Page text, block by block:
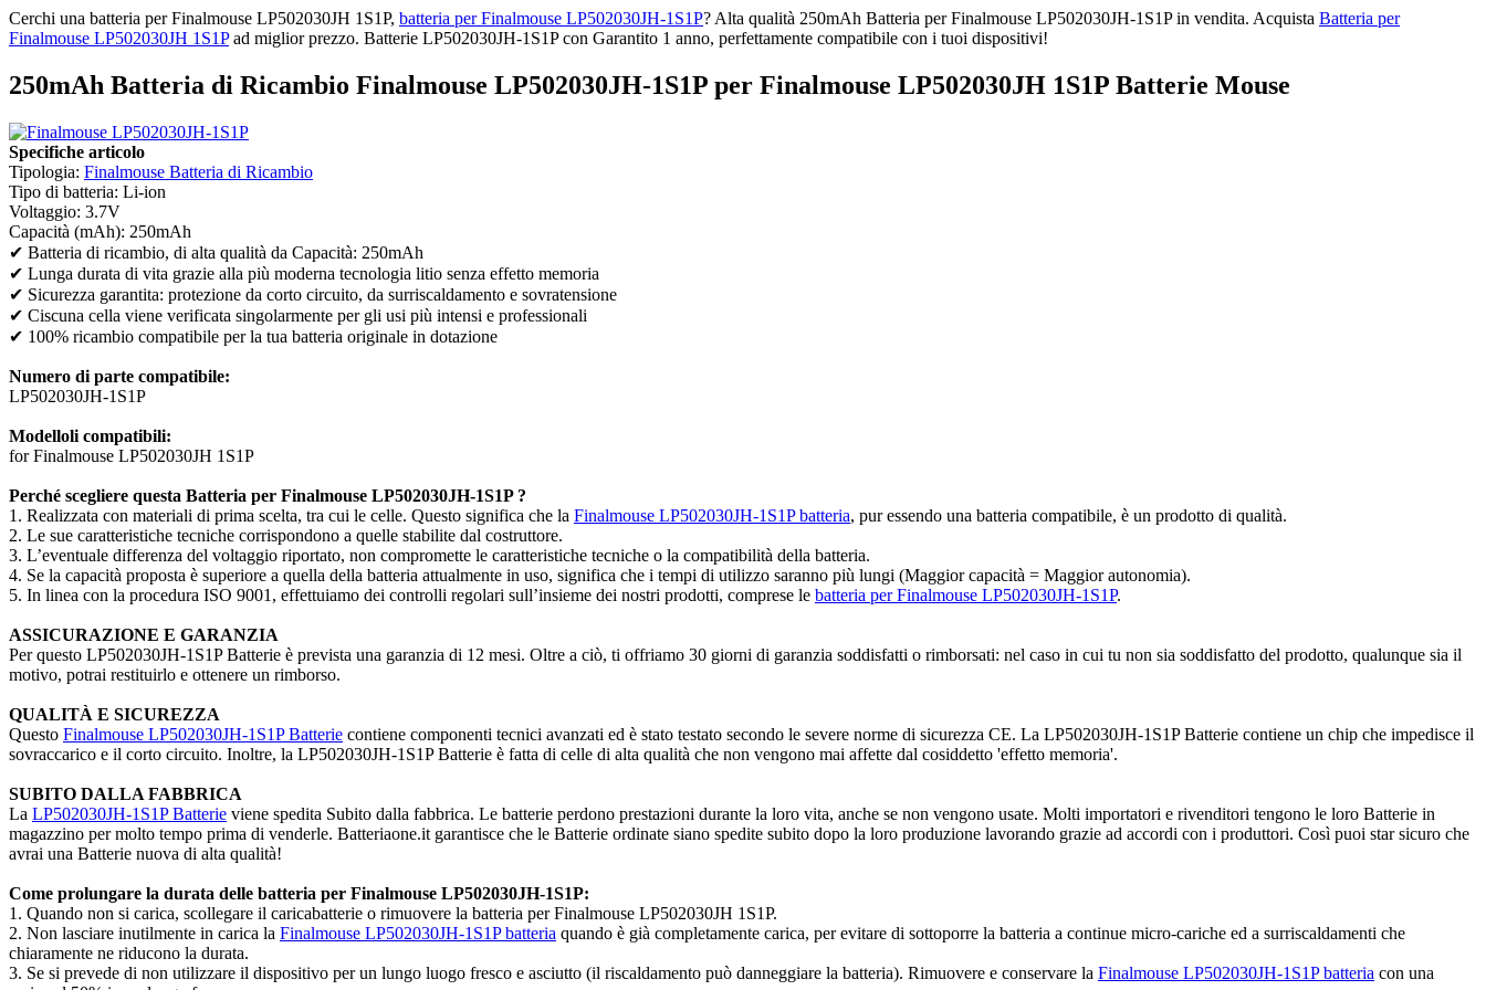
Cerchi una batteria per Finalmouse LP502030JH 1S1P, batteria per Finalmouse LP502030JH-1S1P? Alta qualità 250mAh Batteria per Finalmouse LP502030JH-1S1P in vendita. Acquista Batteria per
Finalmouse LP502030JH 1S1Pad miglior prezzo. Batterie LP502030JH-1S1P con Garantito 1 anno, perfettamente compatibile con i tuoi dispositivi!
250mAh Batteria di Ricambio Finalmouse LP502030JH-1S1P per Finalmouse LP502030JH 1S1P Batterie Mouse
Specifiche articolo
Tipologia: Finalmouse Batteria di Ricambio
Tipo di batteria: Li-ion
Voltaggio: 3.7V
Capacità (mAh): 250mAh
✔ Batteria di ricambio, di alta qualità da Capacità: 250mAh
✔ Lunga durata di vita grazie alla più moderna tecnologia litio senza effetto memoria
✔ Sicurezza garantita: protezione da corto circuito, da surriscaldamento e sovratensione
✔ Ciscuna cella viene verificata singolarmente per gli usi più intensi e professionali
✔ 100% ricambio compatibile per la tua batteria originale in dotazione
Numero di parte compatibile:
LP502030JH-1S1P
Modelloli compatibili:
for Finalmouse LP502030JH 1S1P
Perché scegliere questa Batteria per Finalmouse LP502030JH-1S1P ?
1. Realizzata con materiali di prima scelta, tra cui le celle. Questo significa che la Finalmouse LP502030JH-1S1P batteria, pur essendo una batteria compatibile, è un prodotto di qualità.
2. Le sue caratteristiche tecniche corrispondono a quelle stabilite dal costruttore.
3. L’eventuale differenza del voltaggio riportato, non compromette le caratteristiche tecniche o la compatibilità della batteria.
4. Se la capacità proposta è superiore a quella della batteria attualmente in uso, significa che i tempi di utilizzo saranno più lungi (Maggior capacità = Maggior autonomia).
5. In linea con la procedura ISO 9001, effettuiamo dei controlli regolari sull’insieme dei nostri prodotti, comprese le batteria per Finalmouse LP502030JH-1S1P.
ASSICURAZIONE E GARANZIA
Per questo LP502030JH-1S1P Batterie è prevista una garanzia di 12 mesi. Oltre a ciò, ti offriamo 30 giorni di garanzia soddisfatti o rimborsati: nel caso in cui tu non sia soddisfatto del prodotto, qualunque sia il
motivo, potrai restituirlo e ottenere un rimborso.
QUALITÀ E SICUREZZA
Questo Finalmouse LP502030JH-1S1P Batterie contiene componenti tecnici avanzati ed è stato testato secondo le severe norme di sicurezza CE. La LP502030JH-1S1P Batterie contiene un chip che impedisce il
sovraccarico e il corto circuito. Inoltre, la LP502030JH-1S1P Batterie è fatta di celle di alta qualità che non vengono mai affette dal cosiddetto 'effetto memoria'.
SUBITO DALLA FABBRICA
La LP502030JH-1S1P Batterie viene spedita Subito dalla fabbrica. Le batterie perdono prestazioni durante la loro vita, anche se non vengono usate. Molti importatori e rivenditori tengono le loro Batterie in
magazzino per molto tempo prima di venderle. Batteriaone.it garantisce che le Batterie ordinate siano spedite subito dopo la loro produzione lavorando grazie ad accordi con i produttori. Così puoi star sicuro che
avrai una Batterie nuova di alta qualità!
Come prolungare la durata delle batteria per Finalmouse LP502030JH-1S1P:
1. Quando non si carica, scollegare il caricabatterie o rimuovere la batteria per Finalmouse LP502030JH 1S1P.
2. Non lasciare inutilmente in carica la Finalmouse LP502030JH-1S1P batteria quando è già completamente carica, per evitare di sottoporre la batteria a continue micro-cariche ed a surriscaldamenti che
chiaramente ne riducono la durata.
3. Se si prevede di non utilizzare il dispositivo per un lungo luogo fresco e asciutto (il riscaldamento può danneggiare la batteria). Rimuovere e conservare la Finalmouse LP502030JH-1S1P batteria con una